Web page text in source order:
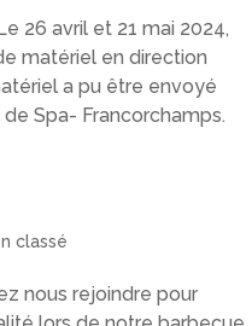
26 avril et 21 mai 2024,
matériel en direction
a pu être envoyé
Spa- Francorchamps.
classé
nous rejoindre pour